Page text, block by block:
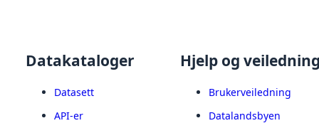
Datakataloger
Datasett
API-er
Hjelp og
Brukerveiledning
Datalandsbyen